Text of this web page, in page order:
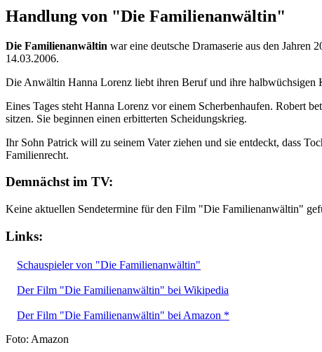
Handlung von "Die Familienanwältin"
Die Familienanwältin war eine deutsche Dramaserie aus den Jahren
14.03.2006.
Die Anwältin Hanna Lorenz liebt ihren Beruf und ihre halbwüchsigen
Eines Tages steht Hanna Lorenz vor einem Scherbenhaufen. Robert
sitzen. Sie beginnen einen erbitterten Scheidungskrieg.
Ihr Sohn Patrick will zu seinem Vater ziehen und sie entdeckt, dass
Familienrecht.
Demnächst im TV:
Keine aktuellen Sendetermine für den Film "Die Familienanwältin"
Links:
Schauspieler von "Die Familienanwältin"
Der Film "Die Familienanwältin" bei Wikipedia
Der Film "Die Familienanwältin" bei Amazon *
Foto: Amazon